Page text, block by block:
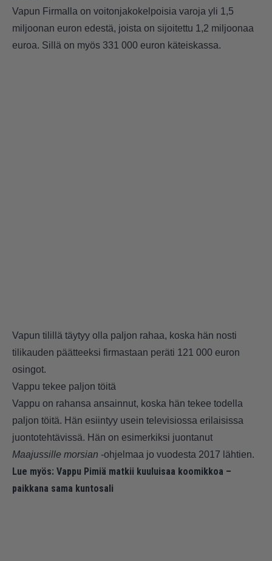
Vapun Firmalla on voitonjakokelpoisia varoja yli 1,5
miljoonan euron edestä, joista on sijoitettu 1,2 miljoonaa
euroa. Sillä on myös 331 000 euron käteiskassa.
Vapun tilillä täytyy olla paljon rahaa, koska hän nosti
tilikauden päätteeksi firmastaan peräti 121 000 euron
osingot.
Vappu tekee paljon töitä
Vappu on rahansa ansainnut, koska hän tekee todella
paljon töitä. Hän esiintyy usein televisiossa erilaisissa
juontotehtävissä. Hän on esimerkiksi juontanut
Maajussille morsian -ohjelmaa jo vuodesta 2017 lähtien.
Lue myös: Vappu Pimiä matkii kuuluisaa koomikkoa –
paikkana sama kuntosali